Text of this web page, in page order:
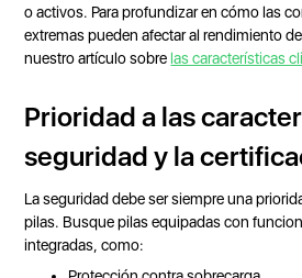
o activos. Para profundizar en cómo las
extremas pueden afectar al rendimiento
nuestro artículo sobre las características
Prioridad a las
seguridad y la
La seguridad debe ser siempre una
pilas. Busque pilas equipadas con
integradas, como: